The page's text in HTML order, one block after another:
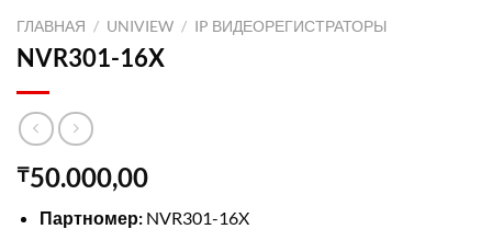
ГЛАВНАЯ / UNIVIEW / IP ВИДЕОРЕГИСТРАТОРЫ
NVR301-16X
₸50.000,00
Партномер: NVR301-16X